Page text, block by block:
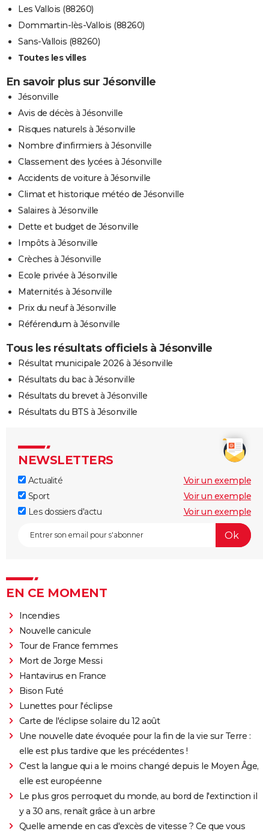
Les Vallois (88260)
Dommartin-lès-Vallois (88260)
Sans-Vallois (88260)
Toutes les villes
En savoir plus sur Jésonville
Jésonville
Avis de décès à Jésonville
Risques naturels à Jésonville
Nombre d'infirmiers à Jésonville
Classement des lycées à Jésonville
Accidents de voiture à Jésonville
Climat et historique météo de Jésonville
Salaires à Jésonville
Dette et budget de Jésonville
Impôts à Jésonville
Crèches à Jésonville
Ecole privée à Jésonville
Maternités à Jésonville
Prix du neuf à Jésonville
Référendum à Jésonville
Tous les résultats officiels à Jésonville
Résultat municipale 2026 à Jésonville
Résultats du bac à Jésonville
Résultats du brevet à Jésonville
Résultats du BTS à Jésonville
NEWSLETTERS
Actualité
Voir un exemple
Sport
Voir un exemple
Les dossiers d'actu
Voir un exemple
EN CE MOMENT
Incendies
Nouvelle canicule
Tour de France femmes
Mort de Jorge Messi
Hantavirus en France
Bison Futé
Lunettes pour l'éclipse
Carte de l'éclipse solaire du 12 août
Une nouvelle date évoquée pour la fin de la vie sur Terre :
elle est plus tardive que les précédentes !
C'est la langue qui a le moins changé depuis le Moyen Âge,
elle est européenne
Le plus gros perroquet du monde, au bord de l'extinction il
y a 30 ans, renaît grâce à un arbre
Quelle amende en cas d'excès de vitesse ? Ce que vous